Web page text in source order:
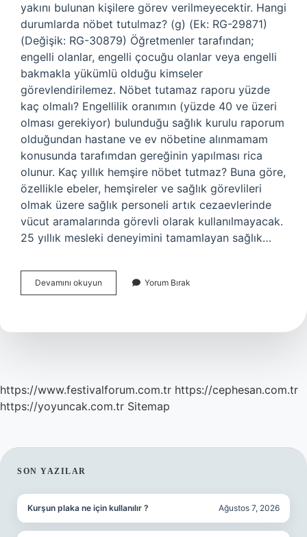
yakını bulunan kişilere görev verilmeyecektir. Hangi
durumlarda nöbet tutulmaz? (g) (Ek: RG-29871)
(Değişik: RG-30879) Öğretmenler tarafından;
engelli olanlar, engelli çocuğu olanlar veya engelli
bakmakla yükümlü olduğu kimseler
görevlendirilemez. Nöbet tutamaz raporu yüzde
kaç olmalı? Engellilik oranımın (yüzde 40 ve üzeri
olması gerekiyor) bulunduğu sağlık kurulu raporum
olduğundan hastane ve ev nöbetine alınmamam
konusunda tarafımdan gereğinin yapılması rica
olunur. Kaç yıllık hemşire nöbet tutmaz? Buna göre,
özellikle ebeler, hemşireler ve sağlık görevlileri
olmak üzere sağlık personeli artık cezaevlerinde
vücut aramalarında görevli olarak kullanılmayacak.
25 yıllık mesleki deneyimini tamamlayan sağlık…
Devamını okuyun
Bakanlığında
Tutamaz
Yorum Bırak
https://www.festivalforum.com.tr https://cephesan.com.tr
https://yoyuncak.com.tr Sitemap
SIDEBAR
SON YAZILAR
Kurşun plaka ne için kullanılır ? Ağustos 7, 2026